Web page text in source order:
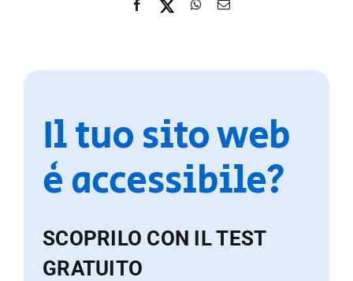
Il tuo sito web
è accessibile?
SCOPRILO CON IL TEST
GRATUITO